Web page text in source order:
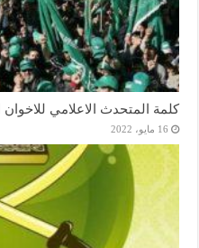
كلمة المتحدث الاعلامي
16 مايو، 2022